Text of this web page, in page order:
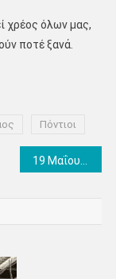
χρέος όλων μας,
ποτέ ξανά.
Πόντιοι
19 Μαΐου: Ημέρα Μνήμης της Γενοκτονίας των Ποντίων